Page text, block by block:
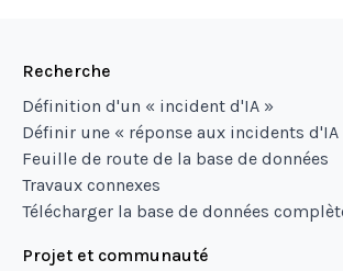
Recherche
Définition d'un « incident d'IA »
Définir une « réponse aux incidents d'IA
Feuille de route de la base de données
Travaux connexes
Télécharger la base de données
Projet et communauté